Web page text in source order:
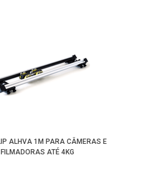
ALHVA 1M PARA CÂMERAS E
FILMADORAS ATÉ 4KG